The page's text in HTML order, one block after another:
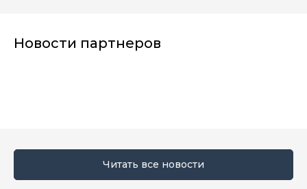
Новости партнеров
Читать все новости